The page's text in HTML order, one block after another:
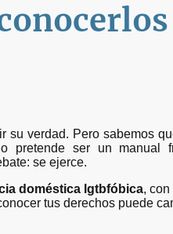
su verdad. Pero sabemos
pretende ser un manual
se ejerce.
doméstica lgtbfóbica, con
tus derechos puede